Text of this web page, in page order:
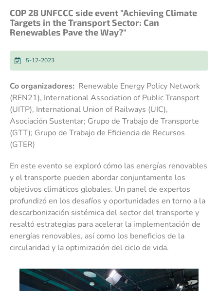
COP 28 UNFCCC side event "Achieving Climate
Targets in the Transport Sector: Can
Renewables Pave the Way?"
5-12-2023
Co organizadores: Renewable Energy Policy Network
(REN21), International Association of Public Transport
(UITP), International Union of Railways (UIC),
Asociación Sustentar; Grupo de Trabajo de Transporte
(GTT); Grupo de Trabajo de Eficiencia de Recursos
(GTER)
En este evento se exploró cómo las energías renovables
y el transporte pueden abordar conjuntamente los
objetivos climáticos globales. Un panel de expertos
profundizó en los desafíos y oportunidades en torno a la
descarbonización sistémica del sector del transporte y
resaltó estrategias para acelerar la implementación de
energías renovables, así como los beneficios de la
circularidad y la optimización del ciclo de vida.